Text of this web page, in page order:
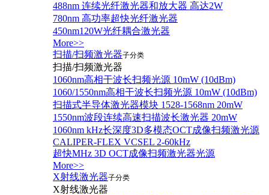
488nm 连续光纤激光器和放大器 高达2W
780nm 高功率超快光纤激光器
450nm120W光纤耦合激光器
More>>
扫描/扫频激光器子分类
扫描/扫频激光器
1060nm高相干波长扫频光源 10mW (10dBm)
1060/1550nm高相干波长扫频光源 10mW (10dBm)
扫描式半导体激光器模块 1528-1568nm 20mW
1550nm波段连续高速扫描波长激光器 20mW
1060nm kHz长深度3D多模态OCT成像扫频激光源
CALIPER-FLEX VCSEL 2-60kHz
超快MHz 3D OCT成像扫频激光器光源
More>>
X射线激光器子分类
X射线激光器